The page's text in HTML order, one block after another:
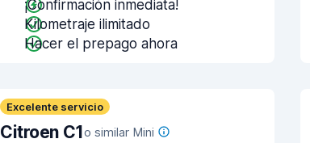
¡Confirmación inmediata!
Kilometraje ilimitado
Hacer el prepago ahora
Excelente servicio
Citroen C1o similar Mini